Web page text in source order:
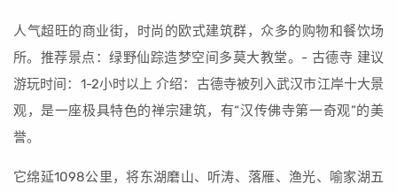
人气超旺的商业街，时尚的欧式建筑群，众多的购物和餐饮场
所。推荐景点：绿野仙踪造梦空间多莫大教堂。- 古德寺 建议
游玩时间：1-2小时以上 介绍：古德寺被列入武汉市江岸十大景
观，是一座极具特色的禅宗建筑，有“汉传佛寺第一奇观”的美
誉。
它绵延1098公里，将东湖磨山、听涛、落雁、渔光、喻家湖五